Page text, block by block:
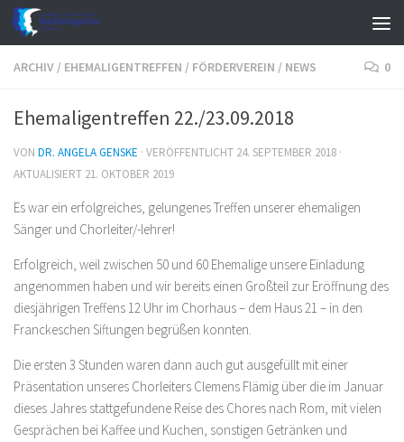
Zum Inhalt springen
ARCHIV / EHEMALIGENTREFFEN / FÖRDERVEREIN / NEWS 0
Ehemaligentreffen 22./23.09.2018
VON DR. ANGELA GENSKE · VERÖFFENTLICHT 24. SEPTEMBER 2018 ·
AKTUALISIERT 21. OKTOBER 2019
Es war ein erfolgreiches, gelungenes Treffen unserer ehemaligen
Sänger und Chorleiter/-lehrer!
Erfolgreich, weil zwischen 50 und 60 Ehemalige unsere Einladung
angenommen haben und wir bereits einen Großteil zur Eröffnung des
diesjährigen Treffens 12 Uhr im Chorhaus – dem Haus 21 – in den
Franckeschen Siftungen begrüßen konnten.
Die ersten 3 Stunden waren dann auch gut ausgefüllt mit einer
Präsentation unseres Chorleiters Clemens Flämig über die im Januar
dieses Jahres stattgefundene Reise des Chores nach Rom, mit vielen
Gesprächen bei Kaffee und Kuchen, sonstigen Getränken und